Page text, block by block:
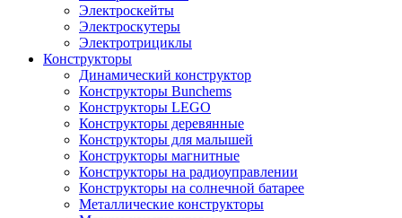
Электроскейты
Электроскутеры
Электротрициклы
Конструкторы
Динамический конструктор
Конструкторы Bunchems
Конструкторы LEGO
Конструкторы деревянные
Конструкторы для малышей
Конструкторы магнитные
Конструкторы на радиоуправлении
Конструкторы на солнечной батарее
Металлические конструкторы